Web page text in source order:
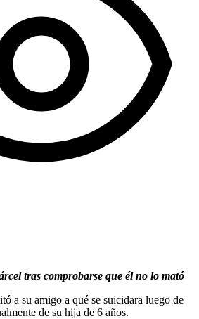
tras comprobarse que él no lo mató
a su amigo a qué se suicidara luego de
de su hija de 6 años.